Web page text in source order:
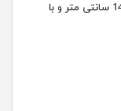
پرده پانچی طرح پروانه دو عدد پنل پرده با عرض 140 سانتی متر و با